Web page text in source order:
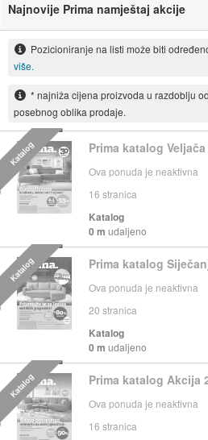
Najnovije Prima namještaj akcije
Pozicioniranje na listi može biti
više.
* najniža cijena proizvoda u razdoblju
posebnog oblika prodaje.
Prima katalog
Ova ponuda je neaktivna
16 stranica
Katalog
0 m udaljeno
Katalog
Prima katalog
Ova ponuda je neaktivna
20 stranica
Katalog
0 m udaljeno
Katalog
Prima katalog Akcija
Ova ponuda je neaktivna
16 stranica
Katalog